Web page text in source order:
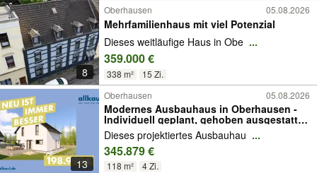
8
Oberhausen 05.08.2026
Mehrfamilienhaus mit viel Potenzial
Dieses weitläufige Haus in Obe ...
359.000 €
338 m² 15 Zi.
13
Oberhausen 05.08.2026
Modernes Ausbauhaus in Oberhausen -
Individuell geplant, gehoben ausgestattet
und nachhaltig beheizt
Dieses projektiertes Ausbauhau ...
345.879 €
118 m² 4 Zi.